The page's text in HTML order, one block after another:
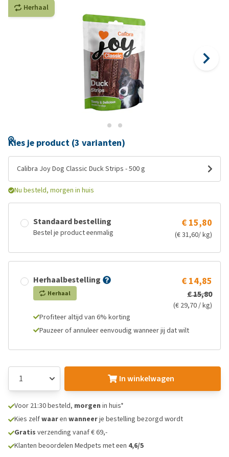
Herhaal
Kies je product (3 varianten)
Calibra Joy Dog Classic Duck Strips - 500 g
Nu besteld, morgen in huis
Standaard bestelling
Bestel je product eenmalig
€ 15,80
(€ 31,60/ kg)
Herhaalbestelling
Herhaal
€ 14,85
€ 15,80
(€ 29,70 / kg)
Profiteer altijd van 6% korting
Pauzeer of annuleer eenvoudig wanneer jij dat wilt
In winkelwagen
Voor 21:30 besteld, morgen in huis*
Kies zelfwaaren wanneerje bestelling bezorgd wordt
Gratis verzending vanaf € 69,-
Klanten beoordelen Medpets met een 4,6/5